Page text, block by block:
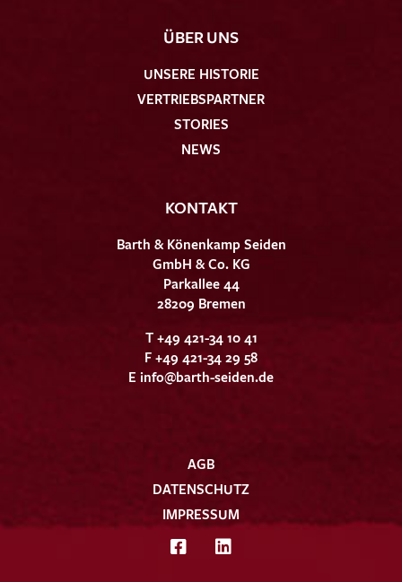
ÜBER UNS
UNSERE HISTORIE
VERTRIEBSPARTNER
STORIES
NEWS
KONTAKT
Barth & Könenkamp Seiden
GmbH & Co. KG
Parkallee 44
28209 Bremen
T +49 421-34 10 41
F +49 421-34 29 58
E info@barth-seiden.de
AGB
DATENSCHUTZ
IMPRESSUM